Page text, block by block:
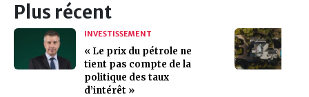
Plus récent
INVESTISSEMENT
« Le prix du pétrole ne
tient pas compte de la
politique des taux
d’intérêt »